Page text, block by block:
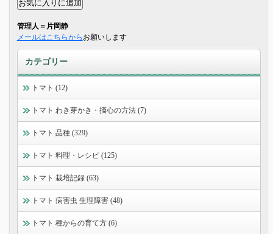
管理人＝片岡静
メールはこちらから お願いします
カテゴリー
トマト (12)
トマト わき芽かき・摘心の方法 (7)
トマト 品種 (329)
トマト 料理・レシピ (125)
トマト 栽培記録 (63)
トマト 病害虫 生理障害 (48)
トマト 種からの育て方 (6)